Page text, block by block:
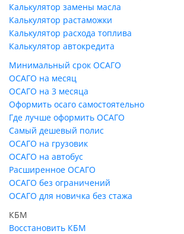
Калькулятор замены масла
Калькулятор растаможки
Калькулятор расхода топлива
Калькулятор автокредита
Минимальный срок ОСАГО
ОСАГО на месяц
ОСАГО на 3 месяца
Оформить осаго самостоятельно
Где лучше оформить ОСАГО
Самый дешевый полис
ОСАГО на грузовик
ОСАГО на автобус
Расширенное ОСАГО
ОСАГО без ограничений
ОСАГО для новичка без стажа
КБМ
Восстановить КБМ